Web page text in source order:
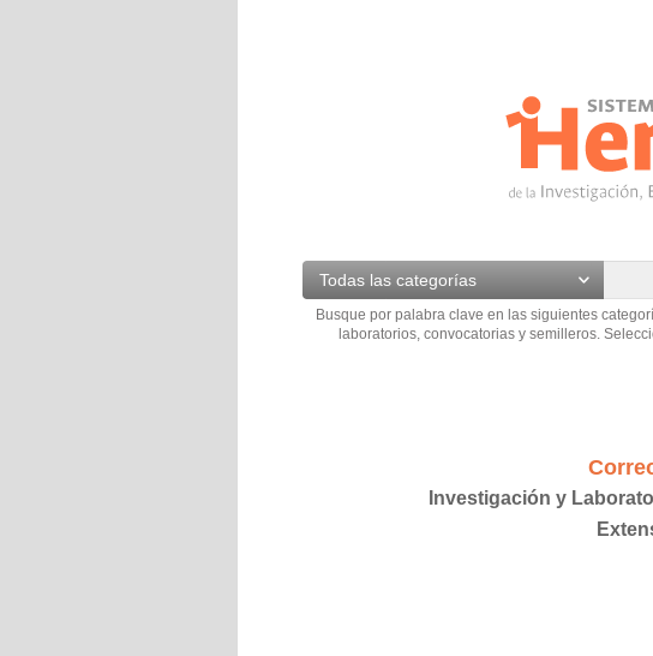
Todas las categorías
Busque por palabra clave en las siguientes
laboratorios, convocatorias y semilleros.
Investigación y